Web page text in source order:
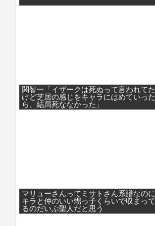
関智一「イザークは死ぬって言われてた
けど芝居の感じをキャラにはめていった
ら、結局死ななかった」
マリューさんってミサトさん系譜なのに
キラと仲のいい甥っ子くらいで収まって
るのだいぶ聖人だと思う